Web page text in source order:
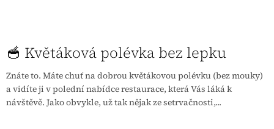
🥣 Květáková polévka bez lepku
Znáte to. Máte chuť na dobrou květákovou polévku (bez mouky)
a vidíte ji v polední nabídce restaurace, která Vás láká k
návštěvě. Jako obvykle, už tak nějak ze setrvačnosti,...